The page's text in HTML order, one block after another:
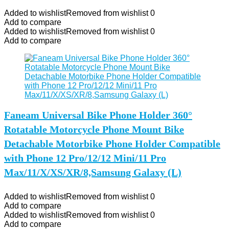
Added to wishlistRemoved from wishlist 0
Add to compare
Added to wishlistRemoved from wishlist 0
Add to compare
Faneam Universal Bike Phone Holder 360°
Rotatable Motorcycle Phone Mount Bike
Detachable Motorbike Phone Holder Compatible
with Phone 12 Pro/12/12 Mini/11 Pro
Max/11/X/XS/XR/8,Samsung Galaxy (L)
Added to wishlistRemoved from wishlist 0
Add to compare
Added to wishlistRemoved from wishlist 0
Add to compare